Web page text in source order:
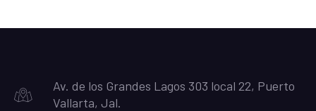
Av. de los Grandes Lagos 303 local 22, Puerto
Vallarta, Jal.